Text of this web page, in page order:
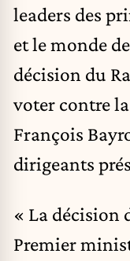
leaders des
et le monde
décision du
voter contre
François
dirigeants
« La décision
Premier